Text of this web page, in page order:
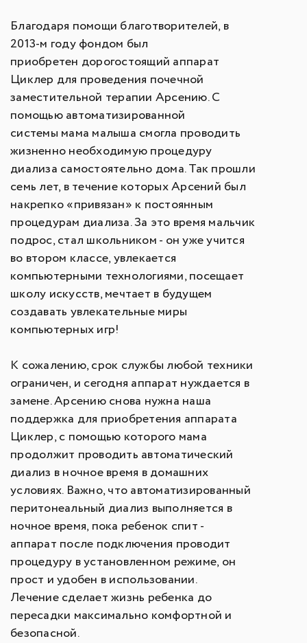
Благодаря помощи благотворителей, в
2013-м году фондом был
приобретен дорогостоящий аппарат
Циклер для проведения почечной
заместительной терапии Арсению. С
помощью автоматизированной
системы мама малыша смогла проводить
жизненно необходимую процедуру
диализа самостоятельно дома. Так прошли
семь лет, в течение которых Арсений был
накрепко «привязан» к постоянным
процедурам диализа. За это время мальчик
подрос, стал школьником - он уже учится
во втором классе, увлекается
компьютерными технологиями, посещает
школу искусств, мечтает в будущем
создавать увлекательные миры
компьютерных игр!
К сожалению, срок службы любой техники
ограничен, и сегодня аппарат нуждается в
замене. Арсению снова нужна наша
поддержка для приобретения аппарата
Циклер, с помощью которого мама
продолжит проводить автоматический
диализ в ночное время в домашних
условиях. Важно, что автоматизированный
перитонеальный диализ выполняется в
ночное время, пока ребенок спит -
аппарат после подключения проводит
процедуру в установленном режиме, он
прост и удобен в использовании.
Лечение сделает жизнь ребенка до
пересадки максимально комфортной и
безопасной.